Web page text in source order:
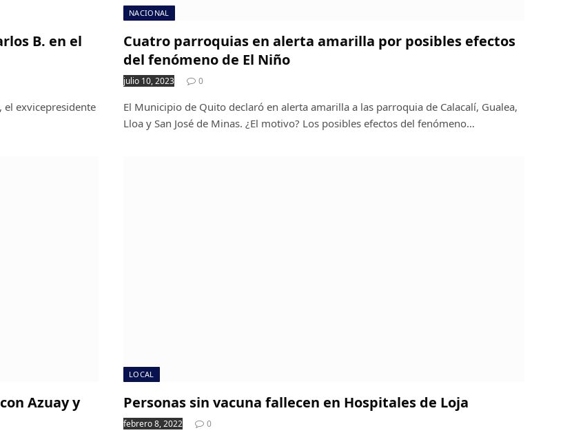
B. en el
el exvicepresidente
NACIONAL
Cuatro parroquias en alerta amarilla por posibles efectos
del fenómeno de El Niño
julio 10, 2023 0
El Municipio de Quito declaró en alerta amarilla a las parroquia de Calacalí, Gualea,
Lloa y San José de Minas. ¿El motivo? Los posibles efectos del fenómeno…
Azuay y
LOCAL
Personas sin vacuna fallecen en Hospitales de Loja
febrero 8, 2022 0